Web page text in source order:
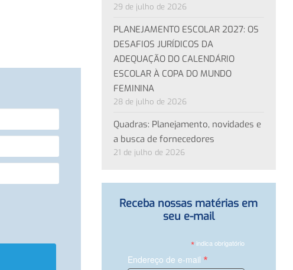
29 de julho de 2026
PLANEJAMENTO ESCOLAR 2027: OS
DESAFIOS JURÍDICOS DA
ADEQUAÇÃO DO CALENDÁRIO
ESCOLAR À COPA DO MUNDO
FEMININA
28 de julho de 2026
Quadras: Planejamento, novidades e
a busca de fornecedores
21 de julho de 2026
Receba nossas matérias em
seu e-mail
* indica obrigatório
Endereço de e-mail *